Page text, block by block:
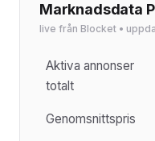
Marknadsdata
live från Blocket •
Aktiva annonser
totalt
Genomsnittspris